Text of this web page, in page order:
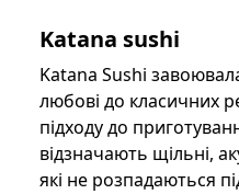
Katana sushi
Katana Sushi
любові до класичних
підходу до
відзначають щільні,
які не розпадаються